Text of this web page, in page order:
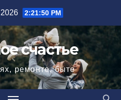
2:21:51 PM
счастье
ремонте, быте